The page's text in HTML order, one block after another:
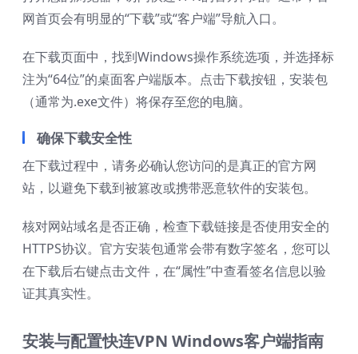
网首页会有明显的“下载”或“客户端”导航入口。
在下载页面中，找到Windows操作系统选项，并选择标
注为“64位”的桌面客户端版本。点击下载按钮，安装包
（通常为.exe文件）将保存至您的电脑。
确保下载安全性
在下载过程中，请务必确认您访问的是真正的官方网
站，以避免下载到被篡改或携带恶意软件的安装包。
核对网站域名是否正确，检查下载链接是否使用安全的
HTTPS协议。官方安装包通常会带有数字签名，您可以
在下载后右键点击文件，在“属性”中查看签名信息以验
证其真实性。
安装与配置快连VPN Windows客户端指南